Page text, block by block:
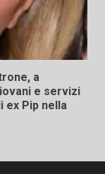
a
e servizi
ex Pip nella